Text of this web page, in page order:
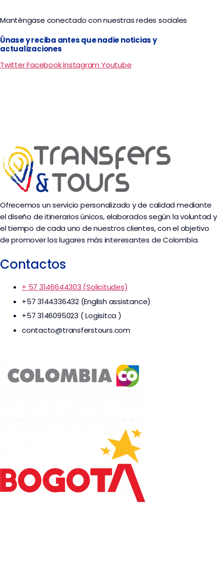
Manténgase conectado con nuestras redes sociales
Únase y reciba antes que nadie noticias y
actualizaciones
TwitterFacebookInstagram Youtube
Ofrecemos un servicio personalizado y de calidad mediante
el diseño de itinerarios únicos, elaborados según la voluntad y
el tiempo de cada uno de nuestros clientes, con el objetivo
de promover los lugares más interesantes de Colombia.
Contactos
+ 57 3146644303 (Solicitudes)
+57 3144336432 (English assistance)
+57 3146095023 ( Logisitca )
contacto@transferstours.com